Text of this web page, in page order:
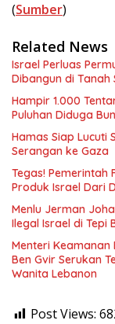
(Sumber)
Related News
Israel Perluas
Dibangun di Tanah
Hampir 1.000
Puluhan Diduga
Hamas Siap Lucuti
Serangan ke Gaza
Tegas! Pemerintah
Produk Israel Dari
Menlu Jerman
Ilegal Israel di Tepi
Menteri Keamanan
Ben Gvir Serukan
Wanita Lebanon
Post Views: